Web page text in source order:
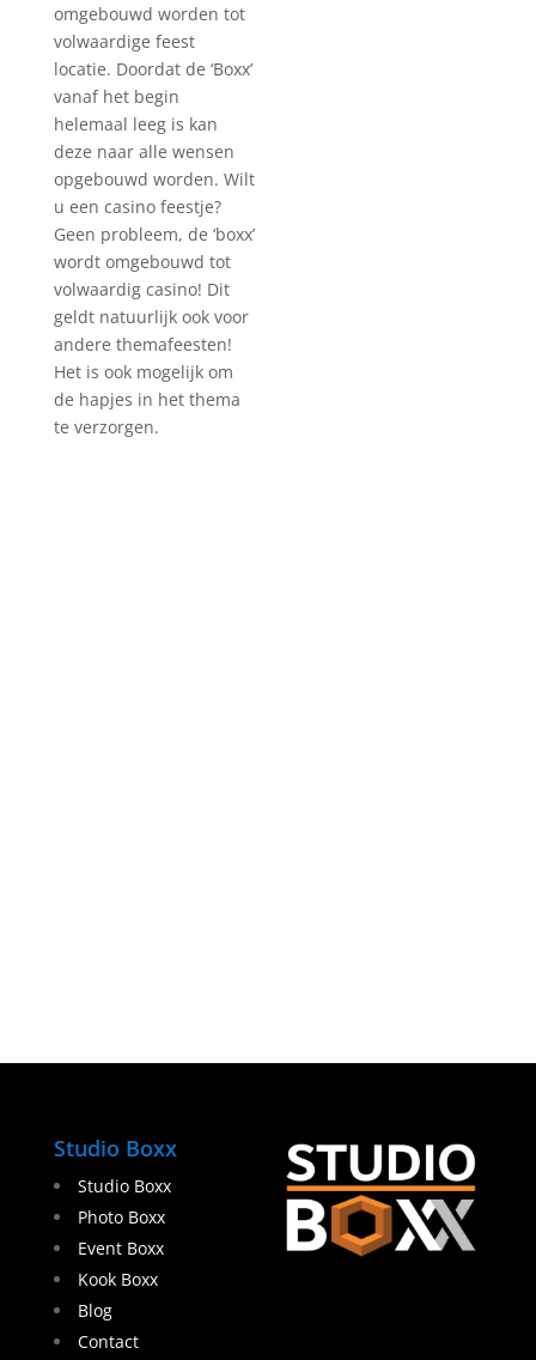
omgebouwd worden tot
volwaardige feest
locatie. Doordat de ‘Boxx’
vanaf het begin
helemaal leeg is kan
deze naar alle wensen
opgebouwd worden. Wilt
u een casino feestje?
Geen probleem, de ‘boxx’
wordt omgebouwd tot
volwaardig casino! Dit
geldt natuurlijk ook voor
andere themafeesten!
Het is ook mogelijk om
de hapjes in het thema
te verzorgen.
Studio Boxx
Studio Boxx
Photo Boxx
Event Boxx
Kook Boxx
Blog
Contact